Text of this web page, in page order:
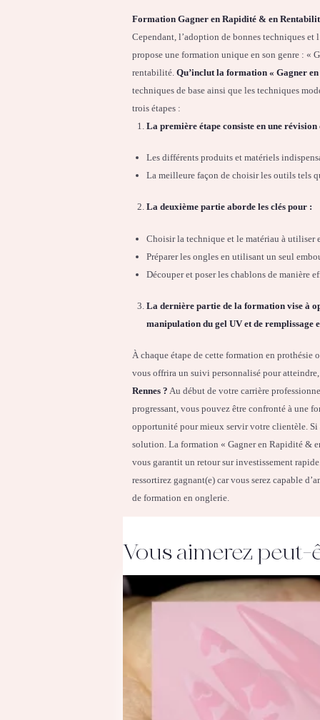
Formation Gagner en Rapidité & en
Cependant, l’adoption de bonnes techniques
propose une formation unique en son genre : «
rentabilité.Qu’inclut la formation « Gagner
techniques de base ainsi que les techniques
trois étapes :
La première étape consiste en une révision
Les différents produits et matériels
La meilleure façon de choisir les outils tels
La deuxième partie aborde les clés pour :
Choisir la technique et le matériau à utiliser
Préparer les ongles en utilisant un seul
Découper et poser les chablons de manière
La dernière partie de la formation vise à
manipulation du gel UV et de remplissage
À chaque étape de cette formation en prothésie
vous offrira un suivi personnalisé pour
Rennes ? Au début de votre carrière
progressant, vous pouvez être confronté à une
opportunité pour mieux servir votre clientèle. Si
solution. La formation « Gagner en Rapidité &
vous garantit un retour sur investissement
ressortirez gagnant(e) car vous serez capable
de formation en onglerie.
Vous aimerez peut-